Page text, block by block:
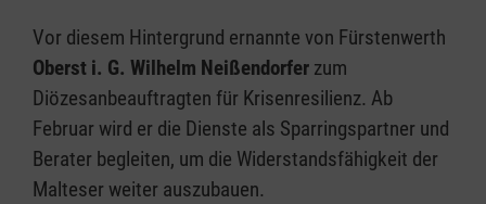
Vor diesem Hintergrund ernannte von Fürstenwerth
Oberst i. G. Wilhelm Neißendorfer zum
Diözesanbeauftragten für Krisenresilienz. Ab
Februar wird er die Dienste als Sparringspartner und
Berater begleiten, um die Widerstandsfähigkeit der
Malteser weiter auszubauen.